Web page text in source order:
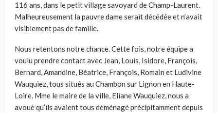
116 ans, dans le petit village savoyard de Champ-Laurent.
Malheureusement la pauvre dame serait décédée et n’avait
visiblement pas de famille.
Nous retentons notre chance. Cette fois, notre équipe a
voulu prendre contact avec Jean, Louis, Isidore, François,
Bernard, Amandine, Béatrice, François, Romain et Ludivine
Wauquiez, tous situés au Chambon sur Lignon en Haute-
Loire. Mme le maire de la ville, Eliane Wauquiez, nous a
avoué qu’ils avaient tous déménagé précipitamment depuis